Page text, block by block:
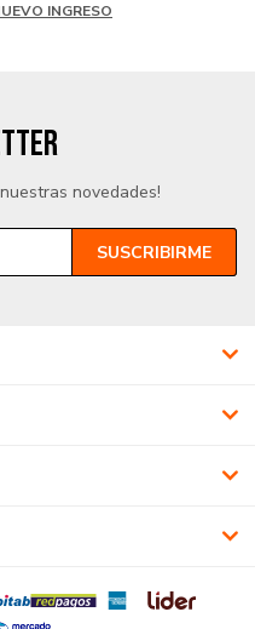
INGRESO
novedades!
SUSCRIBIRME